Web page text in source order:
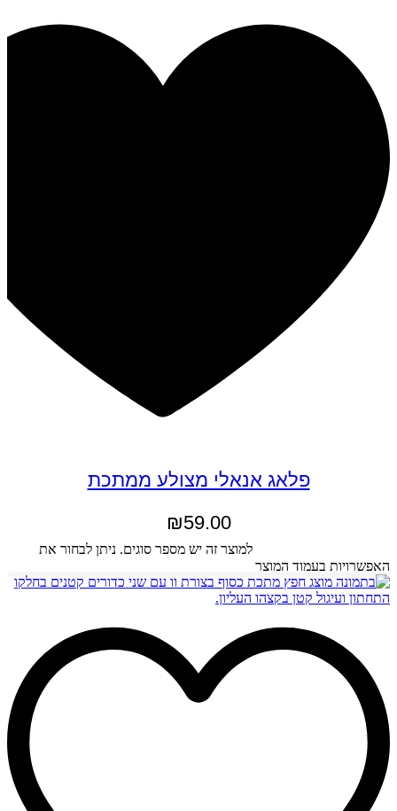
פלאג אנאלי מצולע ממתכת
₪59.00
למוצר זה יש מספר סוגים. ניתן לבחור את
האפשרויות בעמוד המוצר